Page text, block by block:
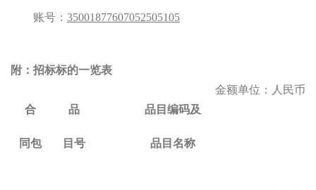
账号： 35001877607052505105
附：招标标的一览表
金额单位：人民币
合
同包
品
目号
品目编码及
品目名称